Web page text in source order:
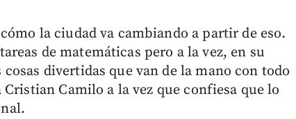
la ciudad va cambiando a partir de eso.
de matemáticas pero a la vez, en su
divertidas que van de la mano con todo
Camilo a la vez que confiesa que lo